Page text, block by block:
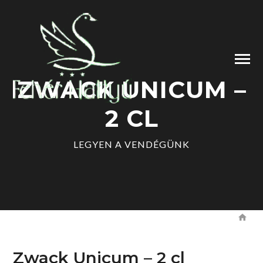
ZWACK UNICUM –
2 CL
LEGYEN A VENDÉGÜNK
Zwack Unicum – 2 cl